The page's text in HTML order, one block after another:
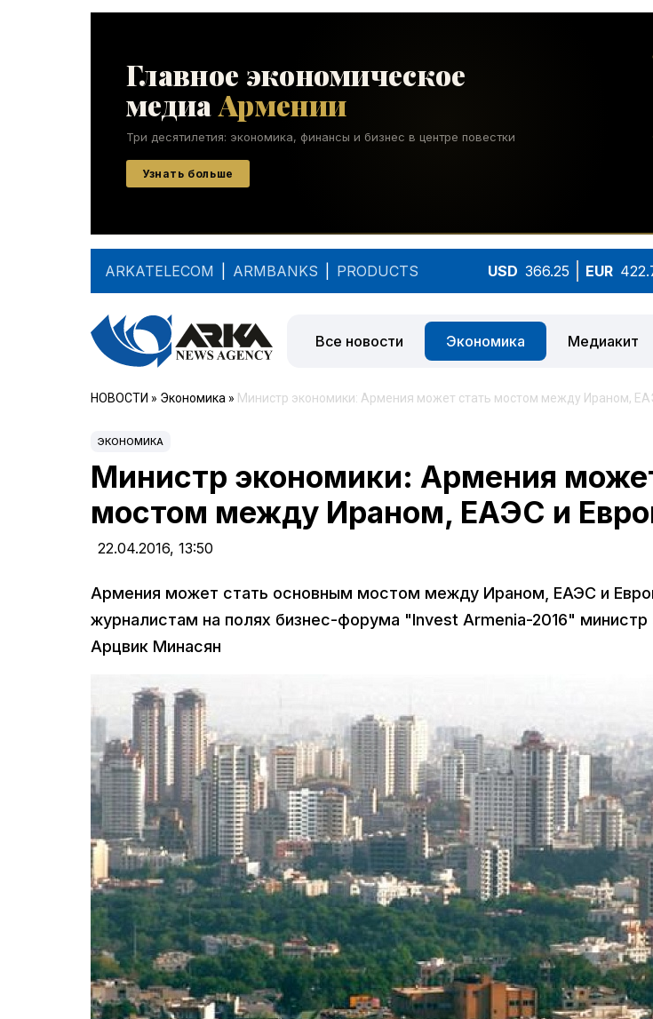
ARKATELECOM ARMBANKS PRODUCTS USD 366.25 EUR
Все новости Экономика Медиакит
НОВОСТИ » Экономика » Министр экономики: Армения может стать мостом между Ираном,
ЭКОНОМИКА
Министр экономики: Армения
мостом между Ираном, ЕАЭС и
22.04.2016, 13:50
Армения может стать основным мостом между Ираном, ЕАЭС и
журналистам на полях бизнес-форума "Invest Armenia-2016"
Арцвик Минасян